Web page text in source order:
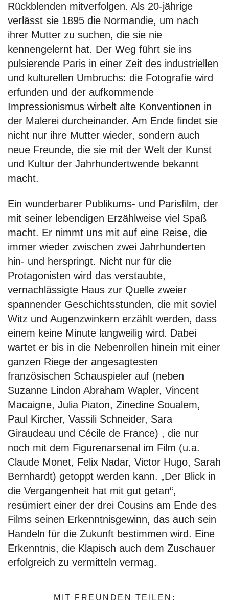
Rückblenden mitverfolgen. Als 20-jährige
verlässt sie 1895 die Normandie, um nach
ihrer Mutter zu suchen, die sie nie
kennengelernt hat. Der Weg führt sie ins
pulsierende Paris in einer Zeit des industriellen
und kulturellen Umbruchs: die Fotografie wird
erfunden und der aufkommende
Impressionismus wirbelt alte Konventionen in
der Malerei durcheinander. Am Ende findet sie
nicht nur ihre Mutter wieder, sondern auch
neue Freunde, die sie mit der Welt der Kunst
und Kultur der Jahrhundertwende bekannt
macht.
Ein wunderbarer Publikums- und Parisfilm, der
mit seiner lebendigen Erzählweise viel Spaß
macht. Er nimmt uns mit auf eine Reise, die
immer wieder zwischen zwei Jahrhunderten
hin- und herspringt. Nicht nur für die
Protagonisten wird das verstaubte,
vernachlässigte Haus zur Quelle zweier
spannender Geschichtsstunden, die mit soviel
Witz und Augenzwinkern erzählt werden, dass
einem keine Minute langweilig wird. Dabei
wartet er bis in die Nebenrollen hinein mit einer
ganzen Riege der angesagtesten
französischen Schauspieler auf (neben
Suzanne Lindon Abraham Wapler, Vincent
Macaigne, Julia Piaton, Zinedine Soualem,
Paul Kircher, Vassili Schneider, Sara
Giraudeau und Cécile de France) , die nur
noch mit dem Figurenarsenal im Film (u.a.
Claude Monet, Felix Nadar, Victor Hugo, Sarah
Bernhardt) getoppt werden kann. „Der Blick in
die Vergangenheit hat mit gut getan“,
resümiert einer der drei Cousins am Ende des
Films seinen Erkenntnisgewinn, das auch sein
Handeln für die Zukunft bestimmen wird. Eine
Erkenntnis, die Klapisch auch dem Zuschauer
erfolgreich zu vermitteln vermag.
MIT FREUNDEN TEILEN: